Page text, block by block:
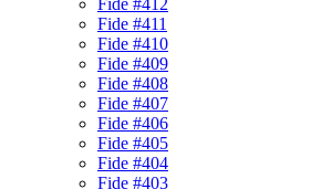
Fide #412
Fide #411
Fide #410
Fide #409
Fide #408
Fide #407
Fide #406
Fide #405
Fide #404
Fide #403